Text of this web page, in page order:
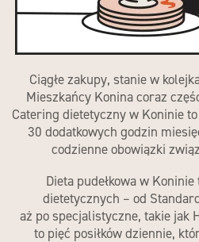
Ciągłe zakupy, stanie w
Mieszkańcy Konina coraz
Catering dietetyczny w Koninieto
30 dodatkowych godzin
codzienne obowiązki
Dieta pudełkowa w Koninie
dietetycznych – od
aż po specjalistyczne, takie jak
to pięć posiłków dziennie,